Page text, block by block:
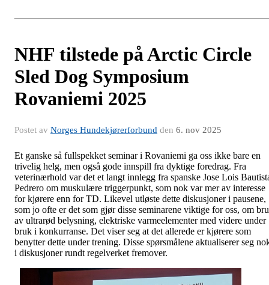
NHF tilstede på Arctic Circle
Sled Dog Symposium
Rovaniemi 2025
Postet av Norges Hundekjørerforbund den 6. nov 2025
Et ganske så fullspekket seminar i Rovaniemi ga oss ikke bare en
trivelig helg, men også gode innspill fra dyktige foredrag. Fra
veterinærhold var det et langt innlegg fra spanske Jose Lois
Pedrero om muskulære triggerpunkt, som nok var mer av interesse
for kjørere enn for TD. Likevel utløste dette diskusjoner i pausene,
som jo ofte er det som gjør disse seminarene viktige for oss, om
av ultrarød belysning, elektriske varmeelementer med videre under
bruk i konkurranse. Det viser seg at det allerede er kjørere som
benytter dette under trening. Disse spørsmålene aktualiserer seg
i diskusjoner rundt regelverket fremover.